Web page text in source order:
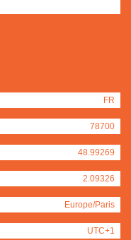
FR
78700
48.99269
2.09326
Europe/Paris
UTC+1